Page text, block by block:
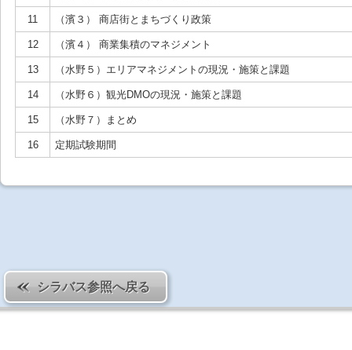
11 （濱３） 商店街とまちづくり政策
12 （濱４） 商業集積のマネジメント
13 （水野５）エリアマネジメントの現況・施策と課題
14 （水野６）観光DMOの現況・施策と課題
15 （水野７）まとめ
16 定期試験期間
シラバス参照へ戻る